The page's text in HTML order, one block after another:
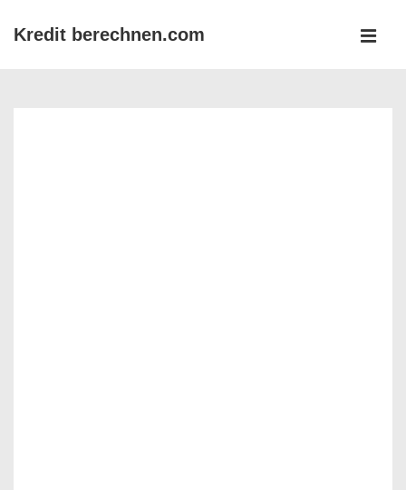
ZumKredit berechnen.com